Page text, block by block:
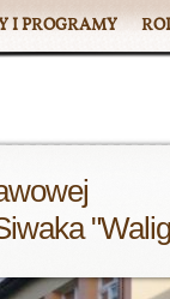
I PROGRAMY